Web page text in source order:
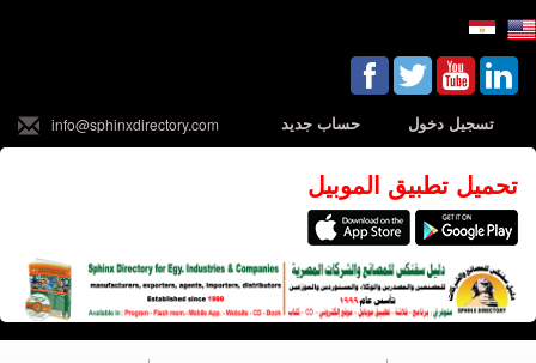
تسجيل دخول حساب جديد info@sphinxdirectory.com
تحميل تطبيق الموبيل